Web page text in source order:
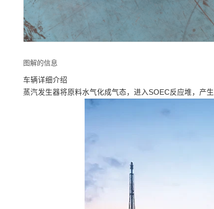
图解的信息
车辆详细介绍
蒸汽发生器将原料水气化成气态，进入SOEC反应堆，产生